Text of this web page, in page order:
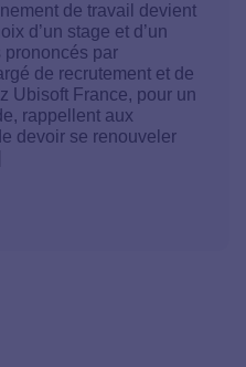
de travail devient
d’un stage et d’un
prononcés par
de recrutement et de
Ubisoft France, pour un
rappellent aux
devoir se renouveler